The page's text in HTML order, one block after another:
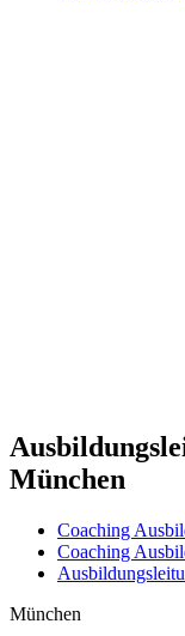
München
Coaching
Coaching
München